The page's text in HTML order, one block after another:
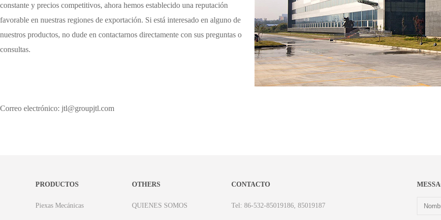
constante y precios competitivos, ahora hemos establecido una reputación
favorable en nuestras regiones de exportación. Si está interesado en alguno de
nuestros productos, no dude en contactarnos directamente con sus preguntas o
consultas.
Correo electrónico: jtl@groupjtl.com
PRODUCTOS
Piexas Mecánicas
OTHERS
QUIENES SOMOS
CONTACTO
Tel: 86-532-85019186, 85019187